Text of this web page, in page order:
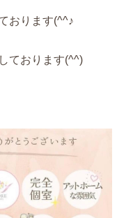
おります(^^♪
ております(^^)